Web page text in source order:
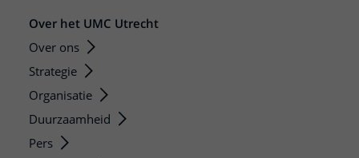
Over het UMC Utrecht
Over ons
Strategie
Organisatie
Duurzaamheid
Pers